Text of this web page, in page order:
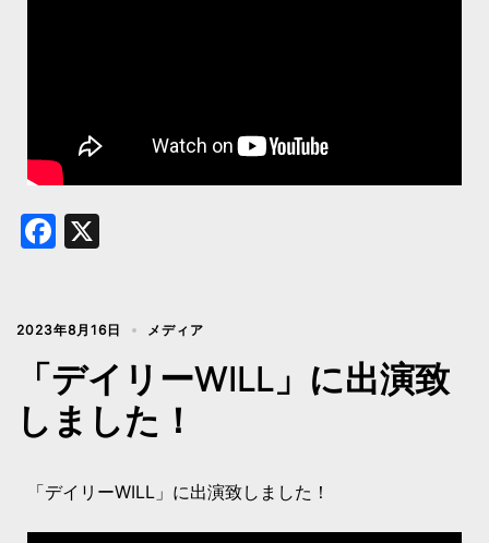
Facebook
2023年8月16日 メディア
「デイリーWILL」に出演致
しました！
「デイリーWILL」に出演致しました！